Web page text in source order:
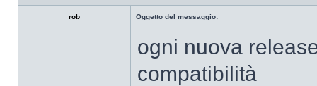
rob Oggetto del messaggio:
ogni nuova
compatibilità